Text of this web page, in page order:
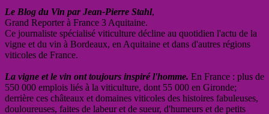
Le Blog du Vin par Jean-Pierre Stahl,
Grand Reporter à France 3 Aquitaine.
Ce journaliste spécialisé viticulture décline au quotidien l'actu de la
vigne et du vin à Bordeaux, en Aquitaine et dans d'autres régions
viticoles de France.
La vigne et le vin ont toujours inspiré l'homme. En France : plus de
550 000 emplois liés à la viticulture, dont 55 000 en Gironde;
derrière ces châteaux et domaines viticoles des histoires fabuleuses,
douloureuses, faites de labeur et de sueur, d'humeurs et de petits